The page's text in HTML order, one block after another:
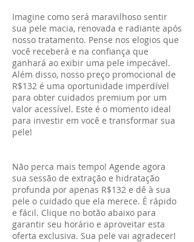
Imagine como será maravilhoso sentir
sua pele macia, renovada e radiante após
nosso tratamento. Pense nos elogios que
você receberá e na confiança que
ganhará ao exibir uma pele impecável.
Além disso, nosso preço promocional de
R$132 é uma oportunidade imperdível
para obter cuidados premium por um
valor acessível. Este é o momento ideal
para investir em você e transformar sua
pele!
Não perca mais tempo! Agende agora
sua sessão de extração e hidratação
profunda por apenas R$132 e dê à sua
pele o cuidado que ela merece. É rápido
e fácil. Clique no botão abaixo para
garantir seu horário e aproveitar esta
oferta exclusiva. Sua pele vai agradecer!